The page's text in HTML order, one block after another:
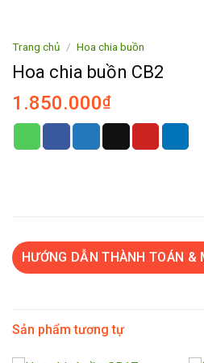
Trang chủ / Hoa chia buồn
Hoa chia buồn CB2
1.850.000₫
HƯỚNG DẪN THÀNH TOÁN &
Sản phẩm tương tự